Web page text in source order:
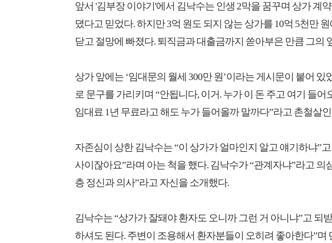
앞서 '김부장 이야기'에서 김낙수는 인생 2막을 꿈꾸며 상가 계
뎠다고 믿었다. 하지만 3억 원도 되지 않는 상가를 10억 5천만
닫고 절망에 빠졌다. 퇴직금과 대출금까지 쏟아부은 만큼 그의
상가 앞에는 ‘임대문의 월세 300만 원’이라는 게시문이 붙어
로 문구를 가리키며 “안됩니다, 이거. 누가 이 돈 주고 여기 들어
임대료 1년 무료라고 해도 누가 들어올까 말까다”라고 촌철살
자존심이 상한 김낙수는 “이 상가가 얼마인지 알고 얘기하냐”
사이잖아요”라며 아는 척을 했다. 김낙수가 “관계자냐”라고 의
층 정신과 의사”라고 자신을 소개했다.
김낙수는 “상가가 잘돼야 환자도 오니까 그런 거 아니냐”고 되
하셔도 된다. 주변이 조용해서 환자분들이 오히려 좋아한다”며